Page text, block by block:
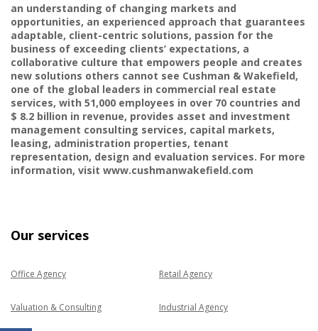
an understanding of changing markets and
opportunities, an experienced approach that guarantees
adaptable, client-centric solutions, passion for the
business of exceeding clients’ expectations, a
collaborative culture that empowers people and creates
new solutions others cannot see Cushman & Wakefield,
one of the global leaders in commercial real estate
services, with 51,000 employees in over 70 countries and
$ 8.2 billion in revenue, provides asset and investment
management consulting services, capital markets,
leasing, administration properties, tenant
representation, design and evaluation services. For more
information, visit www.cushmanwakefield.com
Our services
Office Agency Retail Agency
Valuation & Consulting Industrial Agency